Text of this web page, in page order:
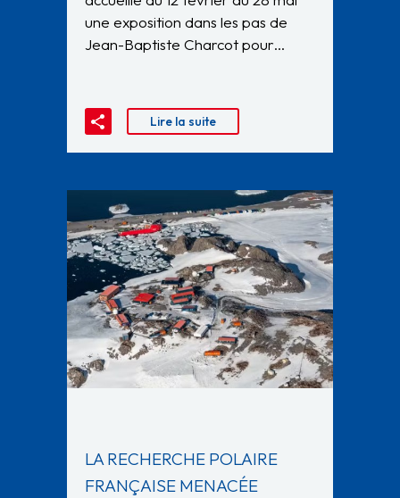
une exposition dans les pas de
Jean-Baptiste Charcot pour…
Lire la suite
LA RECHERCHE POLAIRE
FRANÇAISE MENACÉE